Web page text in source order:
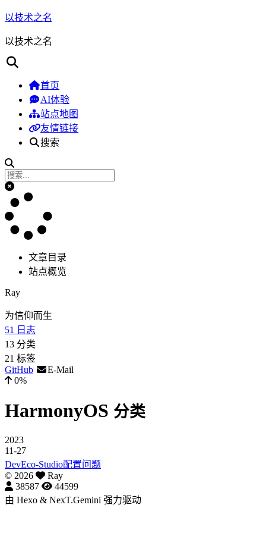
以技术之名
以技术之名
首页
AI体验
站点地图
友情链接
搜索
文章目录
站点概览
Ray
为信仰而生
51
日志
13 分类
21 标签
GitHub
E-Mail
0%
HarmonyOS 分类
2023
11-27
DevEco-Studio配置问题
© 2026
Ray
38587
44599
由 Hexo & NexT.Gemini 强力驱动